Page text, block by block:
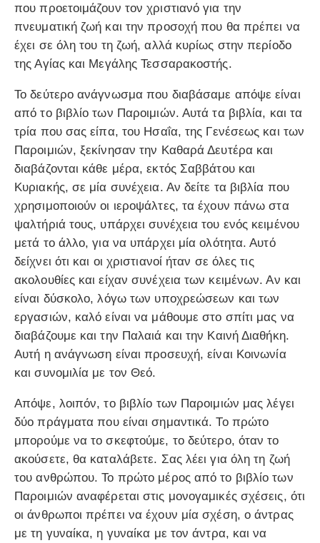
που προετοιμάζουν τον χριστιανό για την
πνευματική ζωή και την προσοχή που θα πρέπει να
έχει σε όλη του τη ζωή, αλλά κυρίως στην περίοδο
της Αγίας και Μεγάλης Τεσσαρακοστής.
Το δεύτερο ανάγνωσμα που διαβάσαμε απόψε είναι
από το βιβλίο των Παροιμιών. Αυτά τα βιβλία, και τα
τρία που σας είπα, του Ησαΐα, της Γενέσεως και των
Παροιμιών, ξεκίνησαν την Καθαρά Δευτέρα και
διαβάζονται κάθε μέρα, εκτός Σαββάτου και
Κυριακής, σε μία συνέχεια. Αν δείτε τα βιβλία που
χρησιμοποιούν οι ιεροψάλτες, τα έχουν πάνω στα
ψαλτήριά τους, υπάρχει συνέχεια του ενός κειμένου
μετά το άλλο, για να υπάρχει μία ολότητα. Αυτό
δείχνει ότι και οι χριστιανοί ήταν σε όλες τις
ακολουθίες και είχαν συνέχεια των κειμένων. Αν και
είναι δύσκολο, λόγω των υποχρεώσεων και των
εργασιών, καλό είναι να μάθουμε στο σπίτι μας να
διαβάζουμε και την Παλαιά και την Καινή Διαθήκη.
Αυτή η ανάγνωση είναι προσευχή, είναι Κοινωνία
και συνομιλία με τον Θεό.
Απόψε, λοιπόν, το βιβλίο των Παροιμιών μας λέγει
δύο πράγματα που είναι σημαντικά. Το πρώτο
μπορούμε να το σκεφτούμε, το δεύτερο, όταν το
ακούσετε, θα καταλάβετε. Σας λέει για όλη τη ζωή
του ανθρώπου. Το πρώτο μέρος από το βιβλίο των
Παροιμιών αναφέρεται στις μονογαμικές σχέσεις, ότι
οι άνθρωποι πρέπει να έχουν μία σχέση, ο άντρας
με τη γυναίκα, η γυναίκα με τον άντρα, και να